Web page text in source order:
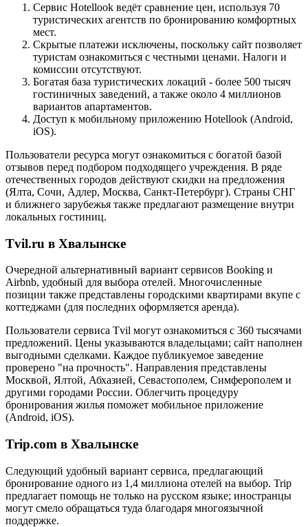
Сервис Hotellook ведёт сравнение цен, используя 70
туристических агентств по бронированию комфортных
мест.
Скрытые платежи исключены, поскольку сайт позволяет
туристам ознакомиться с честными ценами. Налоги и
комиссии отсутствуют.
Богатая база туристических локаций - более 500 тысяч
гостиничных заведений, а также около 4 миллионов
вариантов апартаментов.
Доступ к мобильному приложению Hotellook (Android,
iOS).
Пользователи ресурса могут ознакомиться с богатой базой
отзывов перед подбором подходящего учреждения. В ряде
отечественных городов действуют скидки на предложения
(Ялта, Сочи, Адлер, Москва, Санкт-Петербург). Страны СНГ
и ближнего зарубежья также предлагают размещение внутри
локальных гостиниц.
Tvil.ru в Хвалынске
Очередной альтернативный вариант сервисов Booking и
Airbnb, удобный для выбора отелей. Многочисленные
позиции также представлены городскими квартирами вкупе с
коттеджами (для последних оформляется аренда).
Пользователи сервиса Tvil могут ознакомиться с 360 тысячами
предложений. Цены указываются владельцами; сайт наполнен
выгодными сделками. Каждое публикуемое заведение
проверено "на прочность". Направления представлены
Москвой, Ялтой, Абхазией, Севастополем, Симферополем и
другими городами России. Облегчить процедуру
бронирования жилья поможет мобильное приложение
(Android, iOS).
Trip.com в Хвалынске
Следующий удобный вариант сервиса, предлагающий
бронирование одного из 1,4 миллиона отелей на выбор. Trip
предлагает помощь не только на русском языке; иностранцы
могут смело обращаться туда благодаря многоязычной
поддержке.